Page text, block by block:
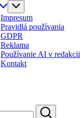
Impresum
Pravidlá používania
GDPR
Reklama
Používanie AI v redakcii
Kontakt